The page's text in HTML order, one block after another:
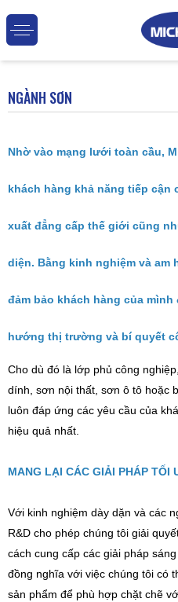
NGÀNH SƠN
Nhờ vào mạng lưới toàn cầu,
khách hàng khả năng tiếp cận
xuất đẳng cấp thế giới cũng
diện. Bằng kinh nghiệm và am
đảm bảo khách hàng của
hướng thị trường và bí quyết
Cho dù đó là lớp phủ công
dính, sơn nội thất, sơn ô tô hoặc
luôn đáp ứng các yêu cầu của
hiệu quả nhất.
MANG LẠI CÁC GIẢI PHÁP TỐI
Với kinh nghiệm dày dặn và các
R&D cho phép chúng tôi giải
cách cung cấp các giải pháp
đồng nghĩa với việc chúng tôi có
sản phẩm để phù hợp chặt chẽ